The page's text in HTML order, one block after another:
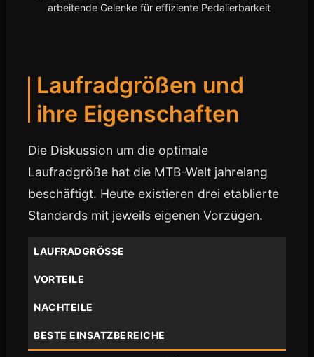
arbeitende Gelenke für effiziente Pedalierbarkeit
Laufradgrößen und
ihre Eigenschaften
Die Diskussion um die optimale
Laufradgröße hat die MTB-Welt jahrelang
beschäftigt. Heute existieren drei etablierte
Standards mit jeweils eigenen Vorzügen.
LAUFRADGRÖSSE
VORTEILE
NACHTEILE
BESTE EINSATZBEREICHE